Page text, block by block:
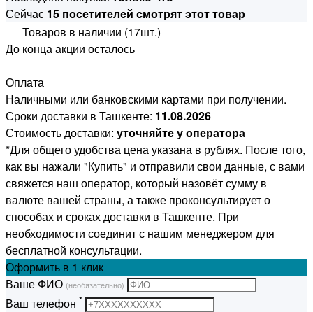
Сейчас 15 посетителей смотрят этот товар
Товаров в наличии (17шт.)
До конца акции осталось
Оплата
Наличными или банковскими картами при получении.
Сроки доставки в Ташкенте: 11.08.2026
Стоимость доставки: уточняйте у оператора
*Для общего удобства цена указана в рублях. После того,
как вы нажали "Купить" и отправили свои данные, с вами
свяжется наш оператор, который назовёт сумму в
валюте вашей страны, а также проконсультирует о
способах и сроках доставки в Ташкенте. При
необходимости соединит с нашим менеджером для
бесплатной консультации.
Оформить в 1 клик
Ваше ФИО (необязательно)
Ваш телефон *